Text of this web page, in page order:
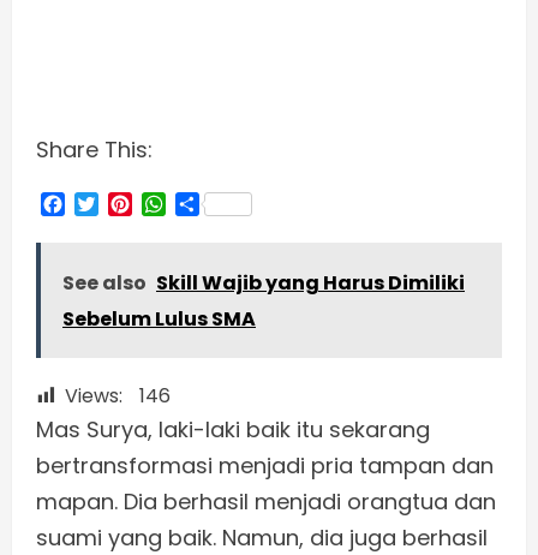
Share This:
Facebook
TwitterPinterestWhatsApp
Share
See also Skill Wajib yang Harus Dimiliki
Sebelum Lulus SMA
Views: 146
Mas Surya, laki-laki baik itu sekarang
bertransformasi menjadi pria tampan dan
mapan. Dia berhasil menjadi orangtua dan
suami yang baik. Namun, dia juga berhasil